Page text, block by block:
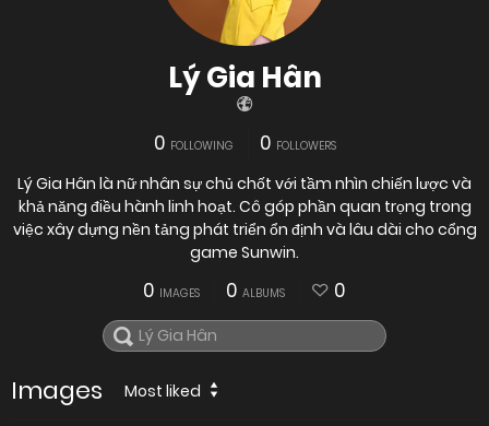
Lý Gia Hân
0 FOLLOWING 0 FOLLOWERS
Lý Gia Hân là nữ nhân sự chủ chốt với tầm nhìn chiến lược và
khả năng điều hành linh hoạt. Cô góp phần quan trọng trong
việc xây dựng nền tảng phát triển ổn định và lâu dài cho cổng
game Sunwin.
0 IMAGES 0 ALBUMS 0
Images Most liked